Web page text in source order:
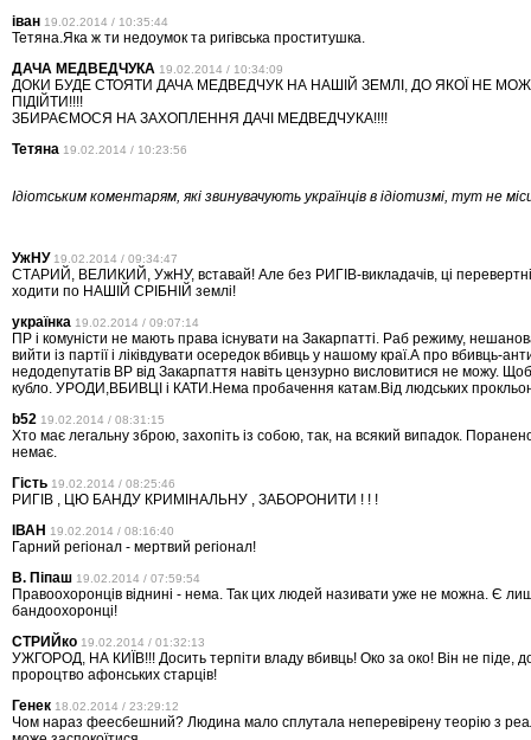
іван 19.02.2014 / 10:35:44
Тетяна.Яка ж ти недоумок та ригівська проститушка.
ДАЧА МЕДВЕДЧУКА 19.02.2014 / 10:34:09
ДОКИ БУДЕ СТОЯТИ ДАЧА МЕДВЕДЧУК НА НАШІЙ ЗЕМЛІ, ДО ЯКОЇ НЕ
ПІДІЙТИ!!!!
ЗБИРАЄМОСЯ НА ЗАХОПЛЕННЯ ДАЧІ МЕДВЕДЧУКА!!!!
Тетяна 19.02.2014 / 10:23:56
Ідіотським коментарям, які звинувачують українців в ідіотизмі, тут не
УжНУ 19.02.2014 / 09:34:47
СТАРИЙ, ВЕЛИКИЙ, УжНУ, вставай! Але без РИГІВ-викладачів, ці
ходити по НАШІЙ СРІБНІЙ землі!
українка 19.02.2014 / 09:07:14
ПР і комуністи не мають права існувати на Закарпатті. Раб режиму,
вийти із партії і ліківдувати осередок вбивць у нашому краї.А про вбивць-
недодепутатів ВР від Закарпаття навіть цензурно висловитися не можу.
кубло. УРОДИ,ВБИВЦІ і КАТИ.Нема пробачення катам.Від людських
b52 19.02.2014 / 08:31:15
Хто має легальну зброю, захопіть із собою, так, на всякий випадок.
немає.
Гість 19.02.2014 / 08:25:46
РИГІВ , ЦЮ БАНДУ КРИМІНАЛЬНУ , ЗАБОРОНИТИ ! ! !
ІВАН 19.02.2014 / 08:16:40
Гарний регіонал - мертвий регіонал!
В. Піпаш 19.02.2014 / 07:59:54
Правоохоронців віднині - нема. Так цих людей називати уже не можна. Є
бандоохоронці!
СТРИЙко 19.02.2014 / 01:32:13
УЖГОРОД, НА КИЇВ!!! Досить терпіти владу вбивць! Око за око! Він не піде,
пророцтво афонських старців!
Генек 18.02.2014 / 23:29:12
Чом нараз феесбешний? Людина мало сплутала неперевірену теорію з